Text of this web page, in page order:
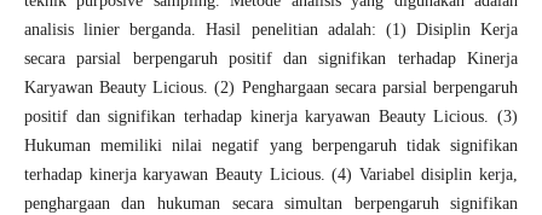
analisis linier berganda. Hasil penelitian adalah: (1) Disiplin Kerja
secara parsial berpengaruh positif dan signifikan terhadap Kinerja
Karyawan Beauty Licious. (2) Penghargaan secara parsial berpengaruh
positif dan signifikan terhadap kinerja karyawan Beauty Licious. (3)
Hukuman memiliki nilai negatif yang berpengaruh tidak signifikan
terhadap kinerja karyawan Beauty Licious. (4) Variabel disiplin kerja,
penghargaan dan hukuman secara simultan berpengaruh signifikan